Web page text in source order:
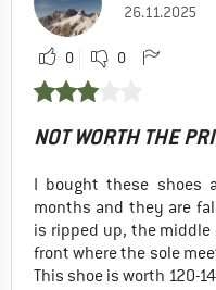
26.11.2025
0 0
NOT WORTH THE
I bought these shoes
months and they are
is ripped up, the
front where the sole
This shoe is worth 120-